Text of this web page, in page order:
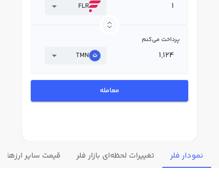
FLR
پرداخت می‌کنم
TMN
معامله
نمودار فلر تغییرات لحظه‌ای بازار فلر قیمت سایر